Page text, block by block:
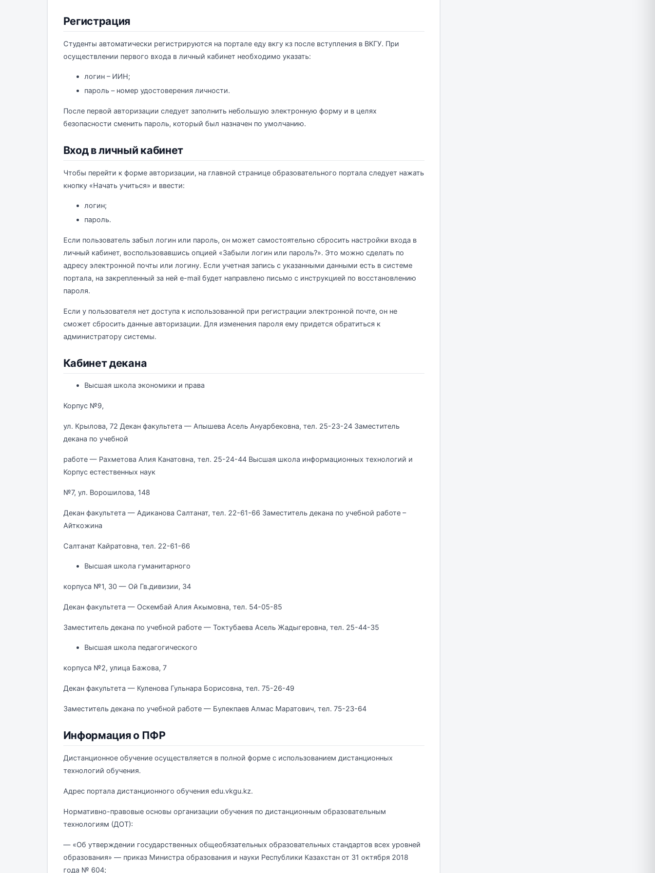
Регистрация
Студенты автоматически регистрируются на портале еду вкгу кз после вступления в ВКГУ. При
осуществлении первого входа в личный кабинет необходимо указать:
логин – ИИН;
пароль – номер удостоверения личности.
После первой авторизации следует заполнить небольшую электронную форму и в целях
безопасности сменить пароль, который был назначен по умолчанию.
Вход в личный кабинет
Чтобы перейти к форме авторизации, на главной странице образовательного портала следует нажать
кнопку «Начать учиться» и ввести:
логин;
пароль.
Если пользователь забыл логин или пароль, он может самостоятельно сбросить настройки входа в
личный кабинет, воспользовавшись опцией «Забыли логин или пароль?». Это можно сделать по
адресу электронной почты или логину. Если учетная запись с указанными данными есть в системе
портала, на закрепленный за ней e-mail будет направлено письмо с инструкцией по восстановлению
пароля.
Если у пользователя нет доступа к использованной при регистрации электронной почте, он не
сможет сбросить данные авторизации. Для изменения пароля ему придется обратиться к
администратору системы.
Кабинет декана
Высшая школа экономики и права
Корпус №9,
ул. Крылова, 72 Декан факультета — Апышева Асель Ануарбековна, тел. 25-23-24 Заместитель
декана по учебной
работе — Рахметова Алия Канатовна, тел. 25-24-44 Высшая школа информационных технологий и
Корпус естественных наук
№7, ул. Ворошилова, 148
Декан факультета — Адиканова Салтанат, тел. 22-61-66 Заместитель декана по учебной работе –
Айткожина
Салтанат Кайратовна, тел. 22-61-66
Высшая школа гуманитарного
корпуса №1, 30 — Ой Гв.дивизии, 34
Декан факультета — Оскембай Алия Акымовна, тел. 54-05-85
Заместитель декана по учебной работе — Токтубаева Асель Жадыгеровна, тел. 25-44-35
Высшая школа педагогического
корпуса №2, улица Бажова, 7
Декан факультета — Куленова Гульнара Борисовна, тел. 75-26-49
Заместитель декана по учебной работе — Булекпаев Алмас Маратович, тел. 75-23-64
Информация о ПФР
Дистанционное обучение осуществляется в полной форме с использованием дистанционных
технологий обучения.
Адрес портала дистанционного обучения edu.vkgu.kz.
Нормативно-правовые основы организации обучения по дистанционным образовательным
технологиям (ДОТ):
— «Об утверждении государственных общеобязательных образовательных стандартов всех уровней
образования» — приказ Министра образования и науки Республики Казахстан от 31 октября 2018
года № 604;